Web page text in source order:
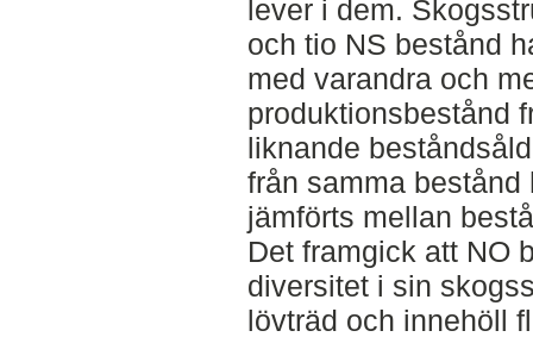
lever i dem.
och tio NS bestånd
med varandra och
produktionsbestånd
liknande
från samma
jämförts mellan
Det framgick att NO
diversitet i sin
lövträd och innehöll